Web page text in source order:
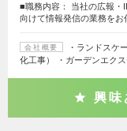
■職務内容： 当社の広報・
向けて情報発信の業務を
会社概要
・ランドスケ
化工事） ・ガーデンエク
興味